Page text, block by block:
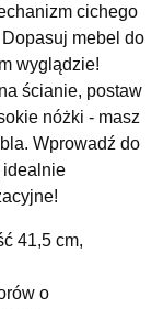
849,00 zł
Wybierz
cichego
mebel do
wyglądzie!
ścianie, postaw
nóżki - masz
Wprowadź do
idealnie
41,5 cm,
o